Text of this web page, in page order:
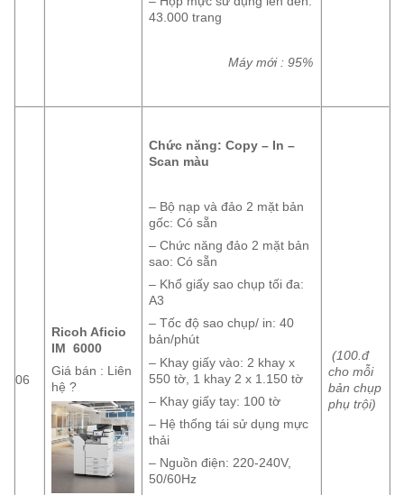
43.000 trang
Máy mới : 95%
06
Ricoh Aficio
IM 6000
Giá bán : Liên
hệ ?
Chức năng: Copy – In –
Scan màu
– Bộ nạp và đảo 2 mặt bản
gốc: Có sẵn
– Chức năng đảo 2 mặt bản
sao: Có sẵn
– Khổ giấy sao chụp tối đa:
A3
– Tốc độ sao chụp/ in: 40
bản/phút
– Khay giấy vào: 2 khay x
550 tờ, 1 khay 2 x 1.150 tờ
– Khay giấy tay: 100 tờ
– Hệ thống tái sử dụng mực
thải
– Nguồn điện: 220-240V,
50/60Hz
(100.đ
cho mỗi
bản chụp
phụ trội)